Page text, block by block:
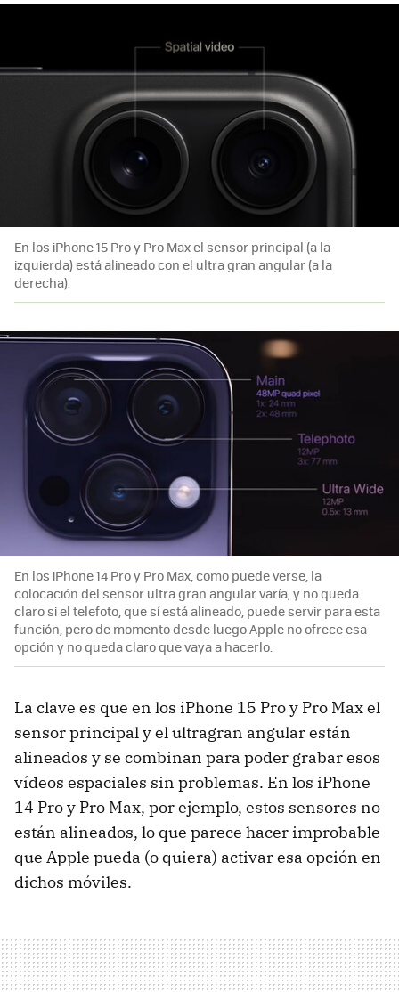
En los iPhone 15 Pro y Pro Max el sensor principal (a la
izquierda) está alineado con el ultra gran angular (a la
derecha).
En los iPhone 14 Pro y Pro Max, como puede verse, la
colocación del sensor ultra gran angular varía, y no queda
claro si el telefoto, que sí está alineado, puede servir para esta
función, pero de momento desde luego Apple no ofrece esa
opción y no queda claro que vaya a hacerlo.
La clave es que en los iPhone 15 Pro y Pro Max el
sensor principal y el ultragran angular están
alineados y se combinan para poder grabar esos
vídeos espaciales sin problemas. En los iPhone
14 Pro y Pro Max, por ejemplo, estos sensores no
están alineados, lo que parece hacer improbable
que Apple pueda (o quiera) activar esa opción en
dichos móviles.